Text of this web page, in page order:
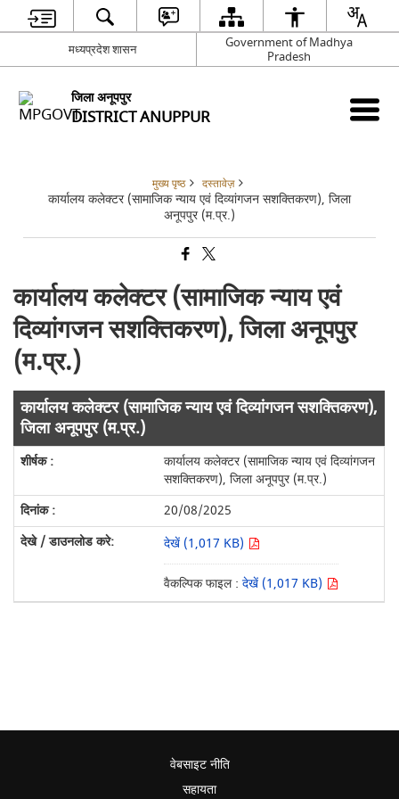
मध्यप्रदेश शासन
Government of Madhya
Pradesh
जिला अनूपपुर
DISTRICT ANUPPUR
मुख्य पृष्ठ दस्तावेज़
कार्यालय कलेक्टर (सामाजिक न्याय एवं दिव्यांगजन सशक्तिकरण), जिला
अनूपपुर (म.प्र.)
कार्यालय कलेक्टर (सामाजिक न्याय एवं
दिव्यांगजन सशक्तिकरण), जिला अनूपपुर
(म.प्र.)
कार्यालय कलेक्टर (सामाजिक न्याय एवं दिव्यांगजन सशक्तिकरण),
जिला अनूपपुर (म.प्र.)
कार्यालय कलेक्टर (सामाजिक न्याय एवं दिव्यांगजन
सशक्तिकरण), जिला अनूपपुर (म.प्र.)
20/08/2025
देखें (1,017 KB)
वैकल्पिक फाइल : देखें (1,017 KB)
वेबसाइट नीति
सहायता